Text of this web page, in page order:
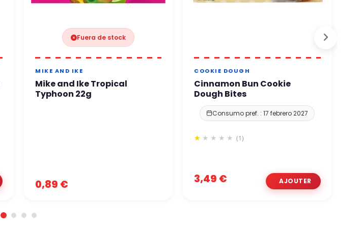
Fuera de stock
MIKE AND IKE
Mike and Ike Tropical
Typhoon 22g
0,89 €
COOKIE DOUGH
Cinnamon Bun Cookie
Dough Bites
Consumo pref. : 17 febrero 2027
(1)
3,49 €